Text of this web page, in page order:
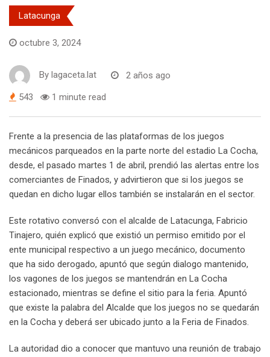
Latacunga
octubre 3, 2024
By lagaceta.lat 2 años ago
543 1 minute read
Frente a la presencia de las plataformas de los juegos
mecánicos parqueados en la parte norte del estadio La Cocha,
desde, el pasado martes 1 de abril, prendió las alertas entre los
comerciantes de Finados, y advirtieron que si los juegos se
quedan en dicho lugar ellos también se instalarán en el sector.
Este rotativo conversó con el alcalde de Latacunga, Fabricio
Tinajero, quién explicó que existió un permiso emitido por el
ente municipal respectivo a un juego mecánico, documento
que ha sido derogado, apuntó que según dialogo mantenido,
los vagones de los juegos se mantendrán en La Cocha
estacionado, mientras se define el sitio para la feria. Apuntó
que existe la palabra del Alcalde que los juegos no se quedarán
en la Cocha y deberá ser ubicado junto a la Feria de Finados.
La autoridad dio a conocer que mantuvo una reunión de trabajo